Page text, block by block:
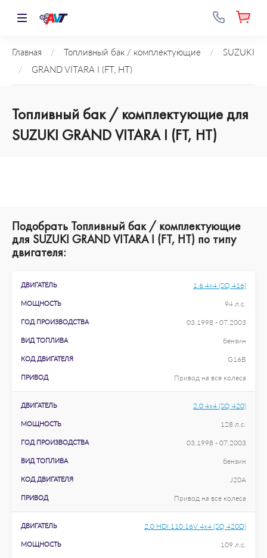
Главная / Топливный бак / комплектующие /
SUZUKI
/
GRAND VITARA I (FT, HT)
Топливный бак / комплектующие для
SUZUKI GRAND VITARA I (FT, HT)
Подобрать Топливный бак / комплектующие
для SUZUKI GRAND VITARA I (FT, HT) по типу
двигателя:
ДВИГАТЕЛЬ 1.6 4x4 (SQ 416)
МОЩНОСТЬ 94 л.с.
ГОД ПРОИЗВОДСТВА 03.1998 - 07.2003
ВИД ТОПЛИВА бензин
КОД ДВИГАТЕЛЯ G16B
ПРИВОД Привод на все колеса
ДВИГАТЕЛЬ 2.0 4x4 (SQ 420)
МОЩНОСТЬ 128 л.с.
ГОД ПРОИЗВОДСТВА 03.1998 - 07.2003
ВИД ТОПЛИВА бензин
КОД ДВИГАТЕЛЯ J20A
ПРИВОД Привод на все колеса
ДВИГАТЕЛЬ 2.0 HDI 110 16V 4x4 (SQ 420D)
МОЩНОСТЬ 109 л.с.